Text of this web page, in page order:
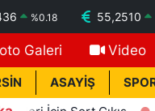
%0.18 55,2510
Galeri Video
ASAYİŞ